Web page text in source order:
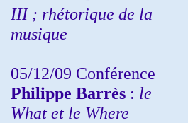
III ; rhétorique de la
musique
05/12/09 Conférence
Philippe Barrès : le
What et le Where